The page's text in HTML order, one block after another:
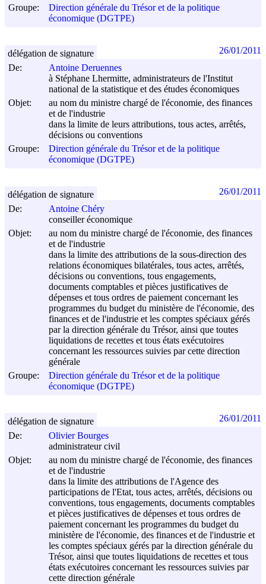
Groupe:
Direction générale du Trésor et de la politique
économique (DGTPE)
De:
Antoine Deruennes
à Stéphane Lhermitte, administrateurs de l'Institut
national de la statistique et des études économiques
Objet:
au nom du ministre chargé de l'économie, des finances
et de l'industrie
dans la limite de leurs attributions, tous actes, arrêtés,
décisions ou conventions
Groupe:
Direction générale du Trésor et de la politique
économique (DGTPE)
délégation de signature 26/01/2011
De:
Antoine Chéry
conseiller économique
Objet:
au nom du ministre chargé de l'économie, des finances
et de l'industrie
dans la limite des attributions de la sous-direction des
relations économiques bilatérales, tous actes, arrêtés,
décisions ou conventions, tous engagements,
documents comptables et pièces justificatives de
dépenses et tous ordres de paiement concernant les
programmes du budget du ministère de l'économie, des
finances et de l'industrie et les comptes spéciaux gérés
par la direction générale du Trésor, ainsi que toutes
liquidations de recettes et tous états exécutoires
concernant les ressources suivies par cette direction
générale
Groupe:
Direction générale du Trésor et de la politique
économique (DGTPE)
délégation de signature 26/01/2011
De:
Olivier Bourges
administrateur civil
Objet:
au nom du ministre chargé de l'économie, des finances
et de l'industrie
dans la limite des attributions de l'Agence des
participations de l'Etat, tous actes, arrêtés, décisions ou
conventions, tous engagements, documents comptables
et pièces justificatives de dépenses et tous ordres de
paiement concernant les programmes du budget du
ministère de l'économie, des finances et de l'industrie et
les comptes spéciaux gérés par la direction générale du
Trésor, ainsi que toutes liquidations de recettes et tous
états exécutoires concernant les ressources suivies par
cette direction générale
délégation de signature 26/01/2011